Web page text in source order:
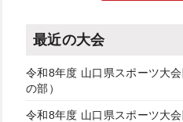
最近の大会
令和8年度 山口県スポーツ大
の部）
令和8年度 山口県スポーツ大会